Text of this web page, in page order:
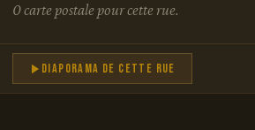
0 carte postale pour cette rue.
Diaporama de cette rue